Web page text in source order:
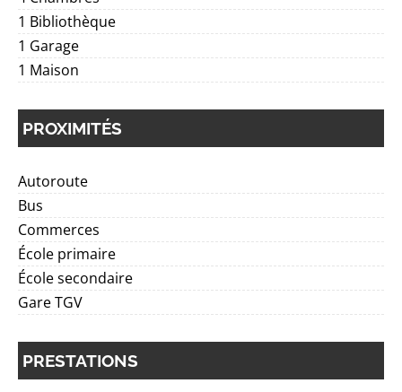
1 Bibliothèque
1 Garage
1 Maison
PROXIMITÉS
Autoroute
Bus
Commerces
École primaire
École secondaire
Gare TGV
PRESTATIONS